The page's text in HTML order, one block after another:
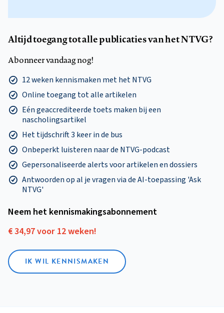
Altijd toegang tot alle publicaties van het NTVG?
Abonneer vandaag nog!
12 weken kennismaken met het NTVG
Online toegang tot alle artikelen
Eén geaccrediteerde toets maken bij een
nascholingsartikel
Het tijdschrift 3 keer in de bus
Onbeperkt luisteren naar de NTVG-podcast
Gepersonaliseerde alerts voor artikelen en dossiers
Antwoorden op al je vragen via de AI-toepassing 'Ask
NTVG'
Neem het kennismakings­abonnement
€ 34,97 voor 12 weken!
IK WIL KENNISMAKEN